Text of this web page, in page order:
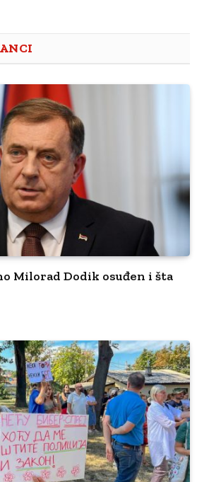
Milorad Dodik osuđen i šta